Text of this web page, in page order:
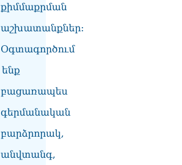
քիմմաքրման
աշխատանքներ:
Օգտագործում
ենք
բացառապես
գերմանական
բարձրորակ,
անվտանգ,
չունի
07.08.2026
ՏԵՍԱՆՅՈւԹ․ «Ցավոք,
ծավալն այնքան էլ մեծ չէ»․
Նիկոլ Փաշինյանը՝
Ղրղզստանի նախագահին
07.08.2026